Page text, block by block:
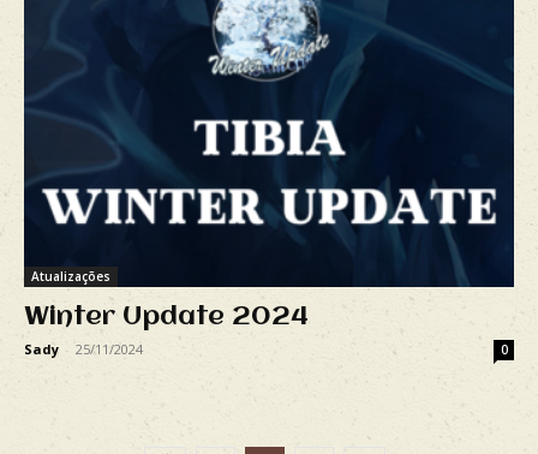
Atualizações
Winter Update 2024
Sady - 25/11/2024 0